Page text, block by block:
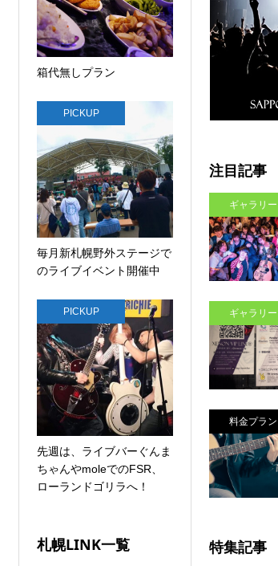
箱代無しプラン
PICKUP
毎月新札幌野外ステージで
のライブイベント開催中
PICKUP
先週は、ライブバーぐんま
ちゃんやmoleでのFSR、
ローランドゴリラへ！
札幌LINK一覧
注目記事
ギャラリー
ギャラリー
料金プラン
特集記事